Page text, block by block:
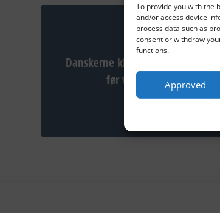
To provide you with the
and/or access device
process data such as
consent or withdraw
functions.
Approved
Danskerne klapper de varme
før vigtige forhandlinger